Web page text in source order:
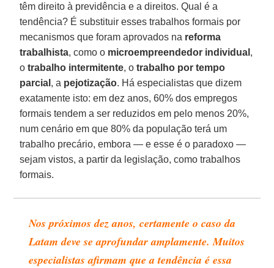
têm direito à previdência e a direitos. Qual é a
tendência? É substituir esses trabalhos formais por
mecanismos que foram aprovados na reforma
trabalhista, como o microempreendedor individual ,
otrabalho intermitente, otrabalho por tempo
parcial , a pejotização. Há especialistas que dizem
exatamente isto: em dez anos, 60% dos empregos
formais tendem a ser reduzidos em pelo menos 20%,
num cenário em que 80% da população terá um
trabalho precário, embora — e esse é o paradoxo —
sejam vistos, a partir da legislação, como trabalhos
formais.
Nos próximos dez anos, certamente o caso da
Latam deve se aprofundar amplamente. Muitos
especialistas afirmam que a tendência é essa